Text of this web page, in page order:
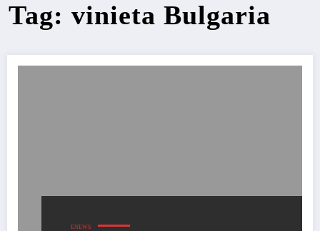
Tag: vinieta Bulgaria
ENEWS